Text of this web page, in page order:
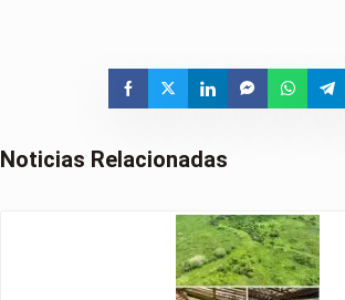
Noticias Relacionadas